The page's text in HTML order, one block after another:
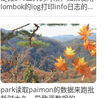
lombok的log打印info日志的话
如何让他在二开的log中打印出
来？
park读取paimon的数据来跑批